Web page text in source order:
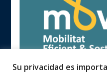
Su privacidad es